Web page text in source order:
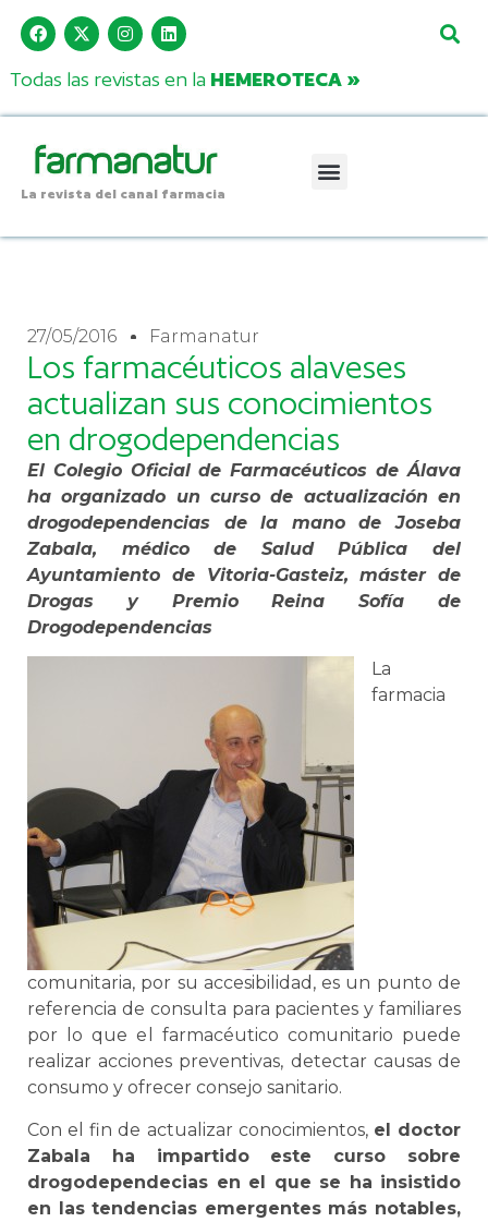
Todas las revistas en la HEMEROTECA »
La revista del canal farmacia
27/05/2016 Farmanatur
Los farmacéuticos alaveses
actualizan sus conocimientos
en drogodependencias
El Colegio Oficial de Farmacéuticos de Álava
ha organizado un curso de actualización en
drogodependencias de la mano de Joseba
Zabala, médico de Salud Pública del
Ayuntamiento de Vitoria-Gasteiz, máster de
Drogas y Premio Reina Sofía de
Drogodependencias
La
farmacia
comunitaria, por su accesibilidad, es un punto de
referencia de consulta para pacientes y familiares
por lo que el farmacéutico comunitario puede
realizar acciones preventivas, detectar causas de
consumo y ofrecer consejo sanitario.
Con el fin de actualizar conocimientos, el doctor
Zabala ha impartido este curso sobre
drogodependecias en el que se ha insistido
en las tendencias emergentes más notables,